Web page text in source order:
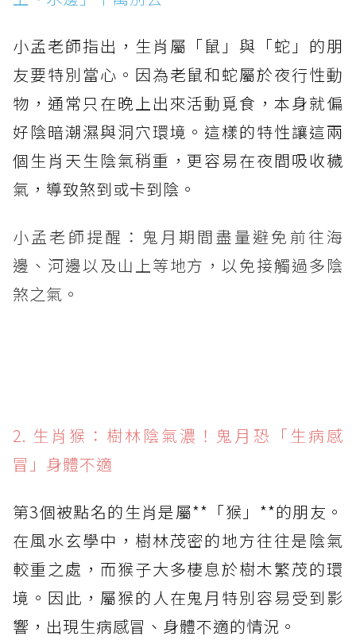
小孟老師指出，生肖屬「鼠」與「蛇」的朋
友要特別當心。因為老鼠和蛇屬於夜行性動
物，通常只在晚上出來活動覓食，本身就偏
好陰暗潮濕與洞穴環境。這樣的特性讓這兩
個生肖天生陰氣稍重，更容易在夜間吸收穢
氣，導致煞到或卡到陰。
小孟老師提醒：鬼月期間盡量避免前往海
邊、河邊以及山上等地方，以免接觸過多陰
煞之氣。
2. 生肖猴：樹林陰氣濃！鬼月恐「生病感
冒」身體不適
第3個被點名的生肖是屬**「猴」**的朋友。
在風水玄學中，樹林茂密的地方往往是陰氣
較重之處，而猴子大多棲息於樹木繁茂的環
境。因此，屬猴的人在鬼月特別容易受到影
響，出現生病感冒、身體不適的情況。